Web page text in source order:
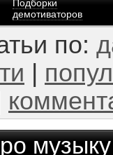
Подборки
демотиваторов
по:
музыку